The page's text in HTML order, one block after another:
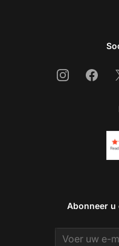
Instagram
Abonneer
Email address